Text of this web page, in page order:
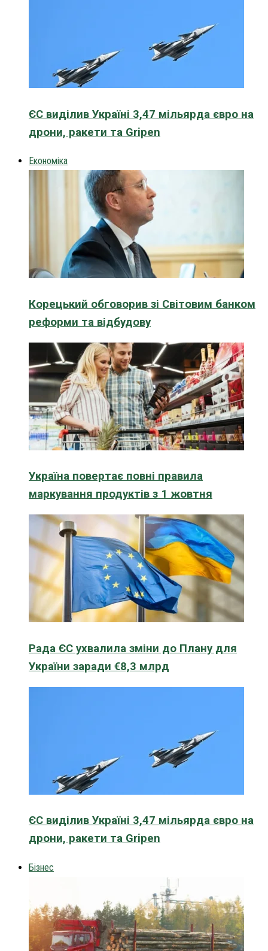
ЄС виділив Україні 3,47 мільярда євро на
дрони, ракети та Gripen
Економіка
Корецький обговорив зі Світовим банком
реформи та відбудову
Україна повертає повні правила
маркування продуктів з 1 жовтня
Рада ЄС ухвалила зміни до Плану для
України заради €8,3 млрд
ЄС виділив Україні 3,47 мільярда євро на
дрони, ракети та Gripen
Бізнес